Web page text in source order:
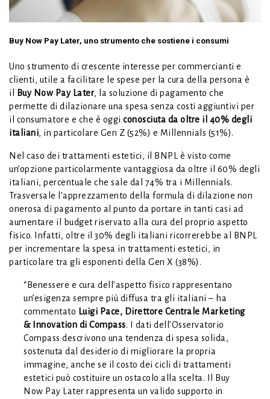
Buy Now Pay Later, uno strumento che sostiene i consumi
Uno strumento di crescente interesse per commercianti e
clienti, utile a facilitare le spese per la cura della persona è
il
Buy Now Pay Later, la soluzione di pagamento che
permette di dilazionare una spesa senza costi aggiuntivi per
il consumatore e che è oggi conosciuta da oltre il 40% degli
italiani, in particolare Gen Z (52%) e Millennials (51%).
Nel caso dei trattamenti estetici, il BNPL è visto come
un’opzione particolarmente vantaggiosa da oltre il 60% degli
italiani, percentuale che sale dal 74% tra i Millennials.
Trasversale l’apprezzamento della formula di dilazione non
onerosa di pagamento al punto da portare in tanti casi ad
aumentare il budget riservato alla cura del proprio aspetto
fisico. Infatti, oltre il 30% degli italiani ricorrerebbe al BNPL
per incrementare la spesa in trattamenti estetici, in
particolare tra gli esponenti della Gen X (38%).
“Benessere e cura dell’aspetto fisico rappresentano
un’esigenza sempre più diffusa tra gli italiani – ha
commentato Luigi Pace, Direttore Centrale Marketing
& Innovation di Compass. I dati dell’Osservatorio
Compass descrivono una tendenza di spesa solida,
sostenuta dal desiderio di migliorare la propria
immagine, anche se il costo dei cicli di trattamenti
estetici può costituire un ostacolo alla scelta. Il Buy
Now Pay Later rappresenta un valido supporto in